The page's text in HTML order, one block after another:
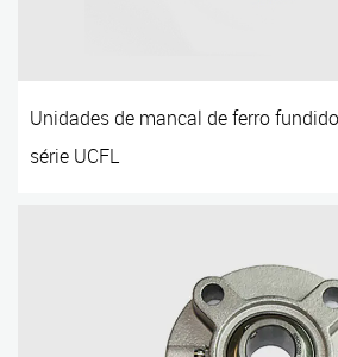
Unidades de mancal de ferro
série UCFL